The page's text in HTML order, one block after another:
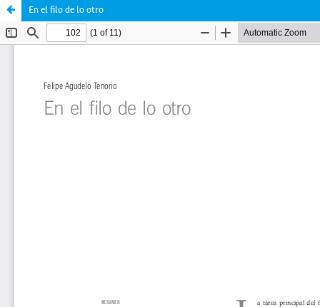
En el filo de lo otro